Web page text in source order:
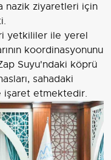
nazik ziyaretleri için
yetkililer ile yerel
koordinasyonunu
Suyu'ndaki köprü
sahadaki
işaret etmektedir.